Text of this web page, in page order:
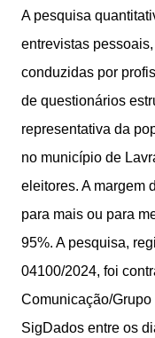
A pesquisa
entrevistas
conduzidas por
de questionários
representativa da
no município de
eleitores. A margem
para mais ou para
95%. A pesquisa,
04100/2024, foi
Comunicação/
SigDados entre os